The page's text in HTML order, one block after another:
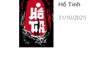
Hổ Tinh
31/10/2025